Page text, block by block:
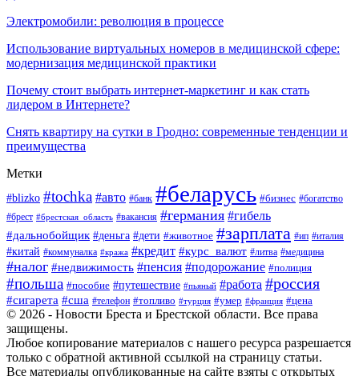
Электромобили: революция в процессе
Использование виртуальных номеров в медицинской сфере:
модернизация медицинской практики
Почему стоит выбрать интернет-маркетинг и как стать
лидером в Интернете?
Снять квартиру на сутки в Гродно: современные тенденции и
преимущества
Метки
#blizko #tochka #авто #банк #беларусь #бизнес #богатство
#брест #брестская_область #вакансия #германия #гибель
#дальнобойщик #деньга #дети #животное #зарплата #ип #италия
#китай #коммуналка #кража #кредит #курс_валют #литва #медицина
#налог #недвижимость #пенсия #подорожание #полиция
#польша #пособие #путешествие #пьяный #работа #россия
#сигарета #сша #телефон #топливо #турция #умер #франция #цена
© 2026 - Новости Бреста и Брестской области. Все права
защищены.
Любое копирование материалов с нашего ресурса разрешается
только с обратной активной ссылкой на страницу статьи.
Все материалы опубликованные на сайте взяты с открытых